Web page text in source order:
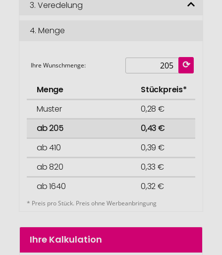
3. Veredelung
4. Menge
Ihre Wunschmenge:
Menge
Stückpreis*
Muster
0,28 €
ab 205
0,43 €
ab 410
0,39 €
ab 820
0,33 €
ab 1640
0,32 €
* Preis pro Stück. Preis ohne Werbeanbringung
Ihre Kalkulation